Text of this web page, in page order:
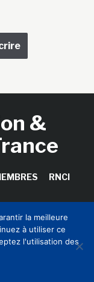
&
RNCI
CLIC France /
la meilleure
à utiliser ce
l'utilisation des